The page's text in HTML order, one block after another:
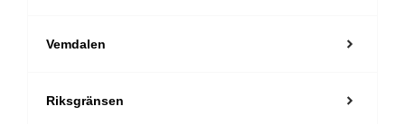
Vemdalen
Riksgränsen